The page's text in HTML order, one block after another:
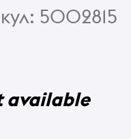
5002815
available